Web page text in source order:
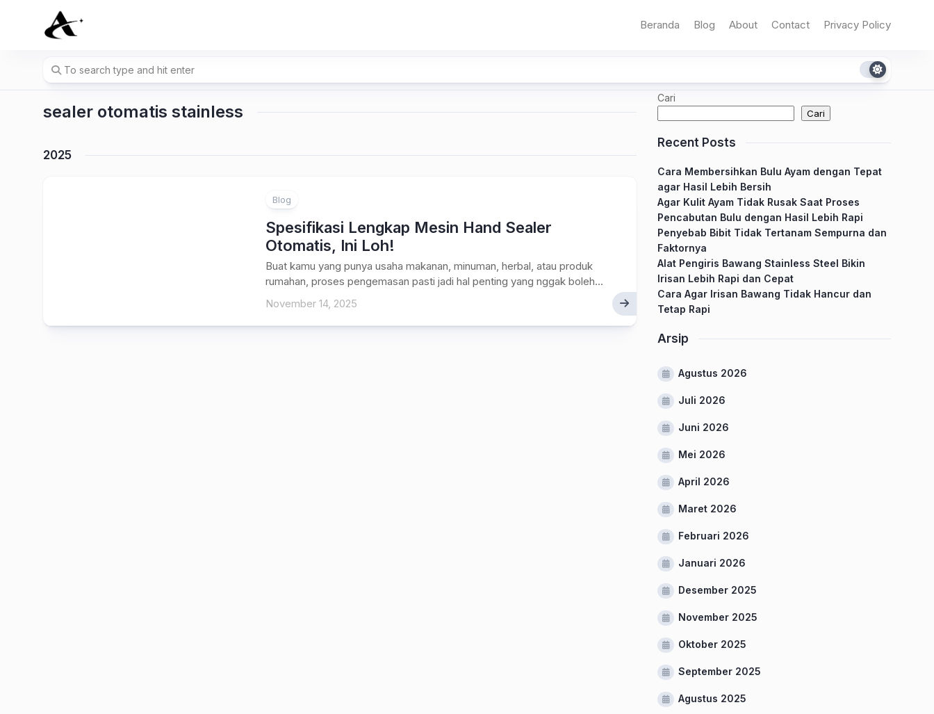
Beranda Blog About Contact Privacy Policy
sealer otomatis stainless
2025
Blog
Spesifikasi Lengkap Mesin Hand Sealer
Otomatis, Ini Loh!
Buat kamu yang punya usaha makanan, minuman, herbal, atau produk
rumahan, proses pengemasan pasti jadi hal penting yang nggak boleh...
November 14, 2025
Cari
Cari
Recent Posts
Cara Membersihkan Bulu Ayam dengan Tepat
agar Hasil Lebih Bersih
Agar Kulit Ayam Tidak Rusak Saat Proses
Pencabutan Bulu dengan Hasil Lebih Rapi
Penyebab Bibit Tidak Tertanam Sempurna dan
Faktornya
Alat Pengiris Bawang Stainless Steel Bikin
Irisan Lebih Rapi dan Cepat
Cara Agar Irisan Bawang Tidak Hancur dan
Tetap Rapi
Arsip
Agustus 2026
Juli 2026
Juni 2026
Mei 2026
April 2026
Maret 2026
Februari 2026
Januari 2026
Desember 2025
November 2025
Oktober 2025
September 2025
Agustus 2025